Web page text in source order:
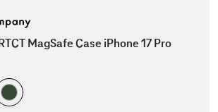
MagSafe Case iPhone 17 Pro